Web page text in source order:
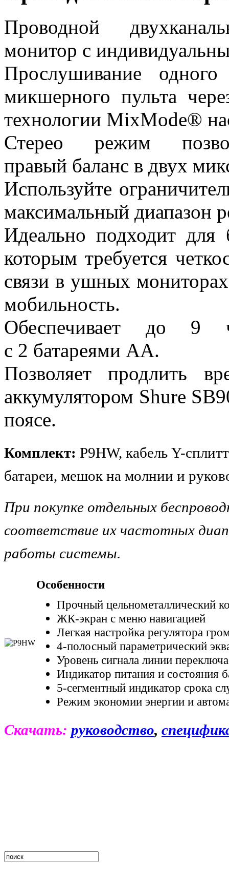
Проводной
монитор с
Прослушивание
микшерного пульта
технологии MixMode®
Стерео режим
правый баланс в двух
Используйте
максимальный диапазон
Идеально подходит для
которым требуется
связи в ушных
мобильность.
Обеспечивает до 9
с 2 батареями AA.
Позволяет продлить
аккумулятором Shure
поясе.
Комплект: P9HW, кабель Y-
батареи, мешок на молнии и
При покупке отдельных
соответствие их частотных
работы системы.
Особенности
Прочный цельнометаллический
ЖК-экран с меню навигацией
Легкая настройка регулятора
4-полосный параметрический
Уровень сигнала линии
Индикатор питания и состояния
5-сегментный индикатор срока
Режим экономии энергии и
Скачать: руководство,